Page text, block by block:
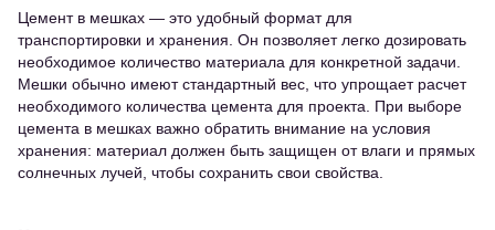
Цемент в мешках — это удобный формат для
транспортировки и хранения. Он позволяет легко дозировать
необходимое количество материала для конкретной задачи.
Мешки обычно имеют стандартный вес, что упрощает расчет
необходимого количества цемента для проекта. При выборе
цемента в мешках важно обратить внимание на условия
хранения: материал должен быть защищен от влаги и прямых
солнечных лучей, чтобы сохранить свои свойства.